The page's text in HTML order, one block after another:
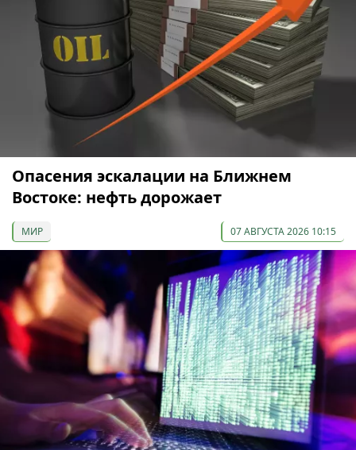
Опасения эскалации на Ближнем
Востоке: нефть дорожает
МИР 07 АВГУСТА 2026 10:15